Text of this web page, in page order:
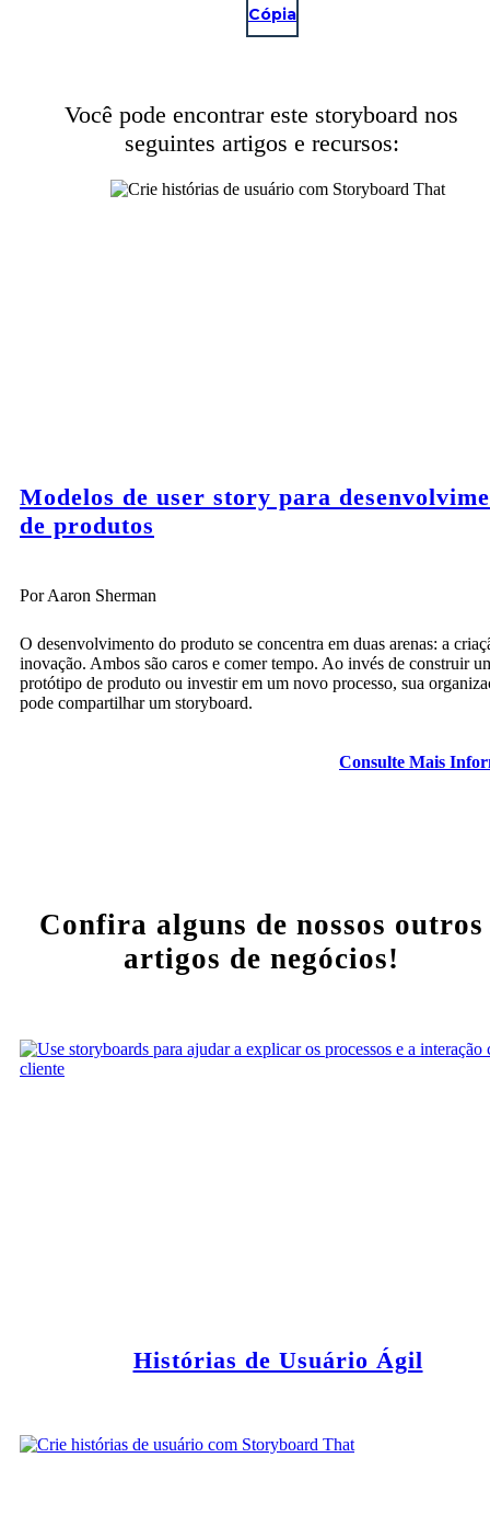
Cópia
Você pode encontrar este storyboard nos
seguintes artigos e recursos:
Modelos de user story para
de produtos
Por Aaron Sherman
O desenvolvimento do produto se concentra em duas arenas: a
inovação. Ambos são caros e comer tempo. Ao invés de construir
protótipo de produto ou investir em um novo processo, sua
pode compartilhar um storyboard.
Consulte Mais
Confira alguns de nossos outros
artigos de negócios!
Histórias de Usuário Ágil